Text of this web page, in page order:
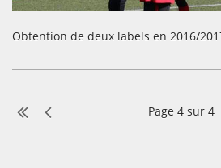
Obtention de deux labels en 2016/
Page 4 sur 4